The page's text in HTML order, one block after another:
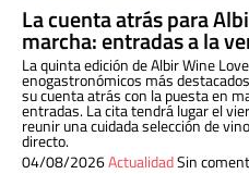
La cuenta atrás para
marcha: entradas a la
La quinta edición de Albir Wine
enogastronómicos más
su cuenta atrás con la puesta en
entradas. La cita tendrá lugar el
reunir una cuidada selección de
directo.
04/08/2026ActualidadSin